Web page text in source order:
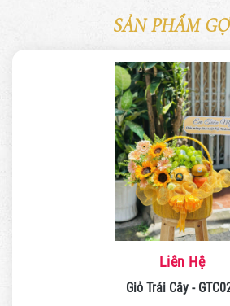
SẢN PHẨM
Liên Hệ
Giỏ Trái Cây -